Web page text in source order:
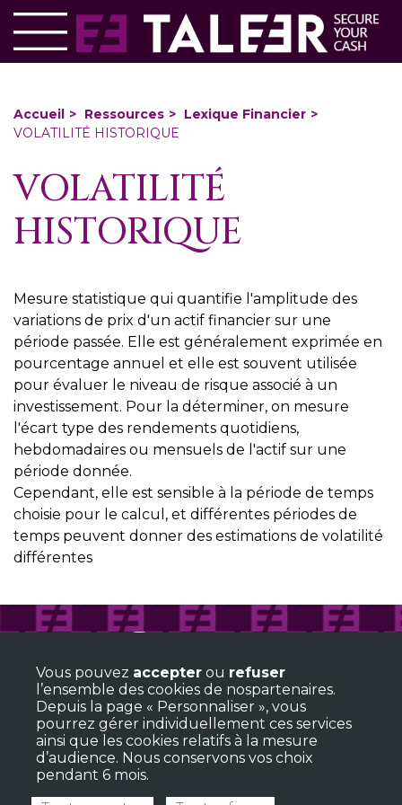
Aller
au
contenu
You
are
here
Accueil Ressources
Lexique Financier
VOLATILITÉ HISTORIQUE
VOLATILITÉ
HISTORIQUE
Mesure statistique qui quantifie l'amplitude des
variations de prix d'un actif financier sur une
période passée. Elle est généralement exprimée en
pourcentage annuel et elle est souvent utilisée
pour évaluer le niveau de risque associé à un
investissement. Pour la déterminer, on mesure
l'écart type des rendements quotidiens,
hebdomadaires ou mensuels de l'actif sur une
période donnée.
Cependant, elle est sensible à la période de temps
choisie pour le calcul, et différentes périodes de
temps peuvent donner des estimations de volatilité
différentes
8 rue Jean Nogues
33110 Le Bouscat
Suivez-nous
Mentions légales
Panneau de gestion des cookies
Vous pouvez accepter ou refuser
l’ensemble des cookies de nospartenaires.
Depuis la page « Personnaliser », vous
pourrez gérer individuellement ces services
ainsi que les cookies relatifs à la mesure
d’audience. Nous conservons vos choix
pendant 6 mois.